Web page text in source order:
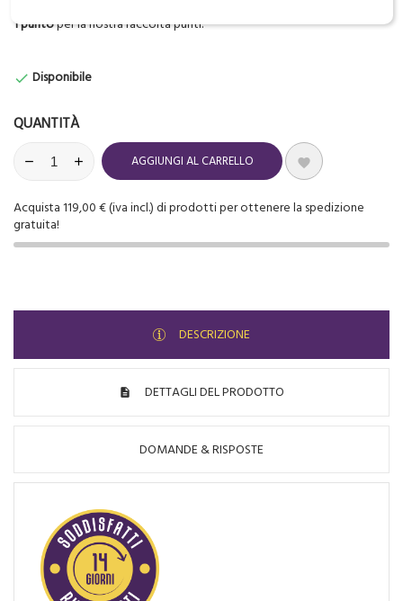
1puntoper la nostra raccolta punti.
 Disponibile
QUANTITÀ
AGGIUNGI AL CARRELLO 
Acquista 119,00 € (iva incl.) di prodotti per ottenere la spedizione
gratuita!
DESCRIZIONE
DETTAGLI DEL PRODOTTO
DOMANDE & RISPOSTE